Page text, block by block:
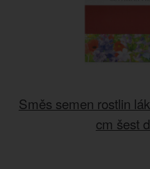
Směs semen rostlin
cm šest